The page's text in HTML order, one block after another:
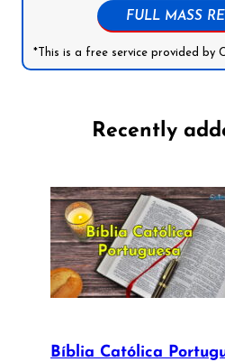
FULL MASS
*This is a free service provided by
Recently
Bíblia Católica